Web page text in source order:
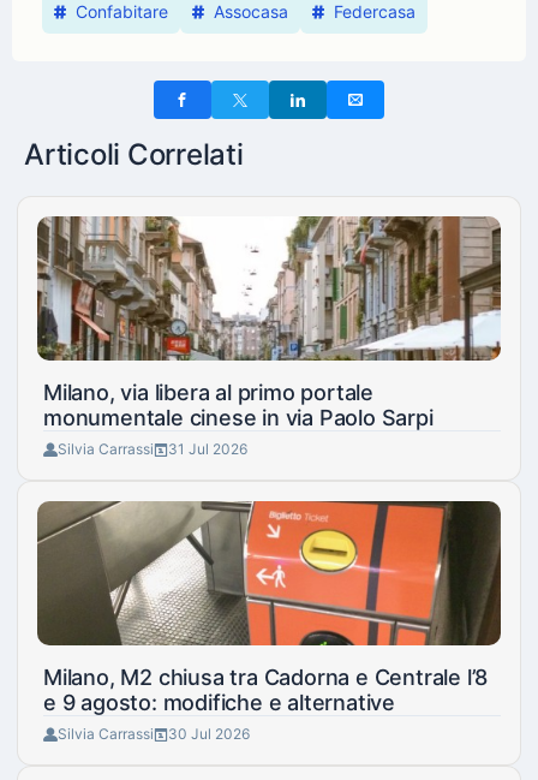
Confabitare Assocasa Federcasa
Articoli Correlati
Milano, via libera al primo portale
monumentale cinese in via Paolo Sarpi
Silvia Carrassi 31 Jul 2026
Milano, M2 chiusa tra Cadorna e Centrale l’8
e 9 agosto: modifiche e alternative
Silvia Carrassi 30 Jul 2026